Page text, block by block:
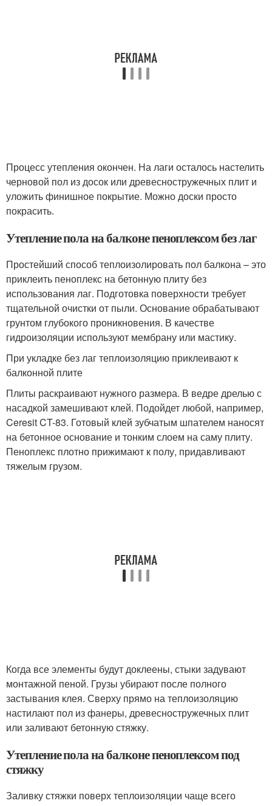
Процесс утепления окончен. На лаги осталось настелить
черновой пол из досок или древесностружечных плит и
уложить финишное покрытие. Можно доски просто
покрасить.
Утепление пола на балконе пеноплексом без лаг
Простейший способ теплоизолировать пол балкона – это
приклеить пеноплекс на бетонную плиту без
использования лаг. Подготовка поверхности требует
тщательной очистки от пыли. Основание обрабатывают
грунтом глубокого проникновения. В качестве
гидроизоляции используют мембрану или мастику.
При укладке без лаг теплоизоляцию приклеивают к
балконной плите
Плиты раскраивают нужного размера. В ведре дрелью с
насадкой замешивают клей. Подойдет любой, например,
Ceresit CT-83. Готовый клей зубчатым шпателем наносят
на бетонное основание и тонким слоем на саму плиту.
Пеноплекс плотно прижимают к полу, придавливают
тяжелым грузом.
Когда все элементы будут доклеены, стыки задувают
монтажной пеной. Грузы убирают после полного
застывания клея. Сверху прямо на теплоизоляцию
настилают пол из фанеры, древесностружечных плит
или заливают бетонную стяжку.
Утепление пола на балконе пеноплексом под
стяжку
Заливку стяжки поверх теплоизоляции чаще всего